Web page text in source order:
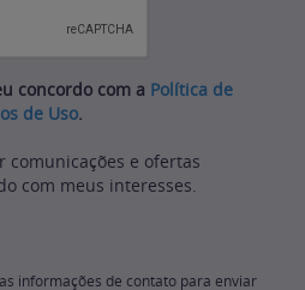
concordo com a Política de
de Uso.
comunicações e ofertas
com meus interesses.
informações de contato para enviar